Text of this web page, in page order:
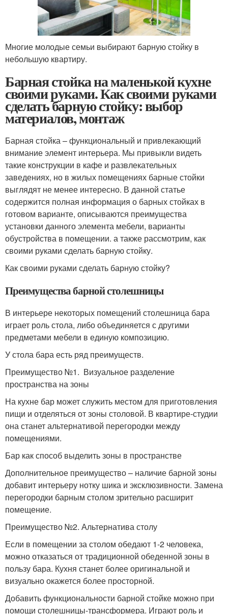
Многие молодые семьи выбирают барную стойку в
небольшую квартиру.
Барная стойка на маленькой кухне
своими руками. Как своими руками
сделать барную стойку: выбор
материалов, монтаж
Барная стойка – функциональный и привлекающий
внимание элемент интерьера. Мы привыкли видеть
такие конструкции в кафе и развлекательных
заведениях, но в жилых помещениях барные стойки
выглядят не менее интересно. В данной статье
содержится полная информация о барных стойках в
готовом варианте, описываются преимущества
установки данного элемента мебели, варианты
обустройства в помещении. а также рассмотрим, как
своими руками сделать барную стойку.
Как своими руками сделать барную стойку?
Преимущества барной столешницы
В интерьере некоторых помещений столешница бара
играет роль стола, либо объединяется с другими
предметами мебели в единую композицию.
У стола бара есть ряд преимуществ.
Преимущество №1. Визуальное разделение
пространства на зоны
На кухне бар может служить местом для приготовления
пищи и отделяться от зоны столовой. В квартире-студии
она станет альтернативой перегородки между
помещениями.
Бар как способ выделить зоны в пространстве
Дополнительное преимущество – наличие барной зоны
добавит интерьеру нотку шика и эксклюзивности. Замена
перегородки барным столом зрительно расширит
помещение.
Преимущество №2. Альтернатива столу
Если в помещении за столом обедают 1-2 человека,
можно отказаться от традиционной обеденной зоны в
пользу бара. Кухня станет более оригинальной и
визуально окажется более просторной.
Добавить функциональности барной стойке можно при
помощи столешницы-трансформера. Играют роль и